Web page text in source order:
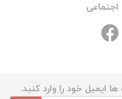
ایمیل خود را وارد کنید.